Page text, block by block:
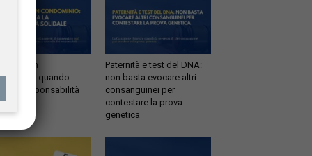
in
quando
la responsabilità
Paternità e test del DNA:
non basta evocare altri
consanguinei per
contestare la prova
genetica